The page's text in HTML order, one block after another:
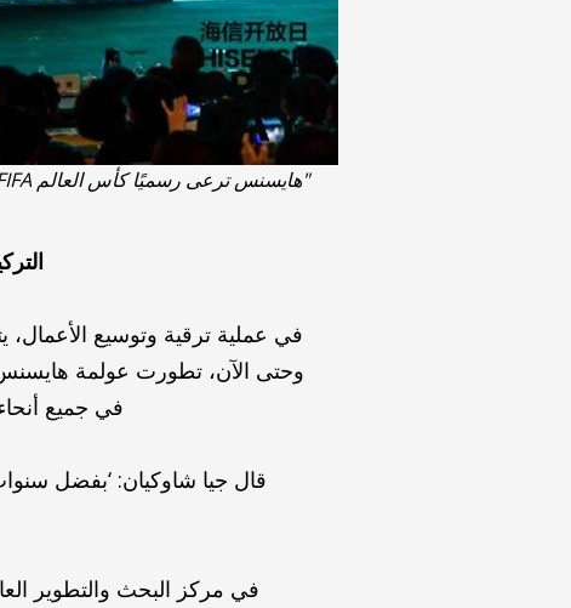
"هايسنس ترعى رسميًا كأس العالم FIFA قطر 2022، الرئيس جيا شاوكيان قال: التمسك بـ"اليقين" في ظل عدم اليقين"
في عملية ترقية وتوسيع
وحتى الآن، تطورت عولمة
في جميع
قال جيا شاوكيان: ‘بفضل
في مركز البحث والتطوير